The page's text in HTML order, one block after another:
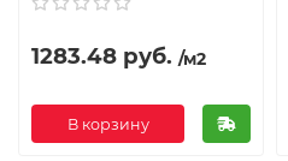
1283.48 руб. /м2
В корзину